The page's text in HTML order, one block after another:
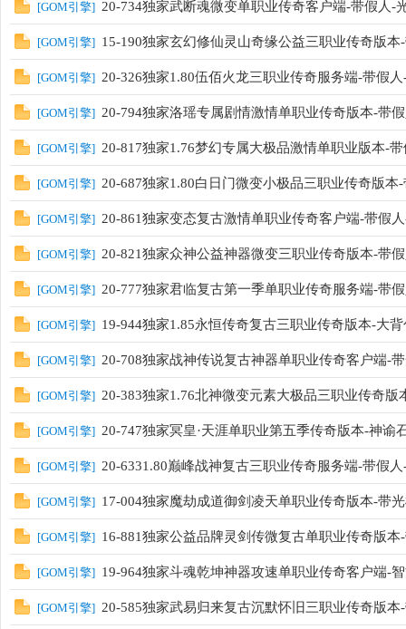
[GOM引擎] 20-734独家武断魂微变单职业传奇客户端-带假人-
[GOM引擎] 15-190独家玄幻修仙灵山奇缘公益三职业传奇版
[GOM引擎] 20-326独家1.80伍佰火龙三职业传奇服务端-带假
[GOM引擎] 20-794独家洛瑶专属剧情激情单职业传奇版本-带
[GOM引擎] 20-817独家1.76梦幻专属大极品激情单职业版本-
[GOM引擎] 20-687独家1.80白日门微变小极品三职业传奇版本
[GOM引擎] 20-861独家变态复古激情单职业传奇客户端-带假
[GOM引擎] 20-821独家众神公益神器微变三职业传奇版本-带
[GOM引擎] 20-777独家君临复古第一季单职业传奇服务端-带
[GOM引擎] 19-944独家1.85永恒传奇复古三职业传奇版本-大背
[GOM引擎] 20-708独家战神传说复古神器单职业传奇客户端-
[GOM引擎] 20-383独家1.76北神微变元素大极品三职业传奇版
[GOM引擎] 20-747独家冥皇·天涯单职业第五季传奇版本-神谕
[GOM引擎] 20-6331.80巅峰战神复古三职业传奇服务端-带假
[GOM引擎] 17-004独家魔劫成道御剑凌天单职业传奇版本-带
[GOM引擎] 16-881独家公益品牌灵剑传微复古单职业传奇版
[GOM引擎] 19-964独家斗魂乾坤神器攻速单职业传奇客户端-
[GOM引擎] 20-585独家武易归来复古沉默怀旧三职业传奇版